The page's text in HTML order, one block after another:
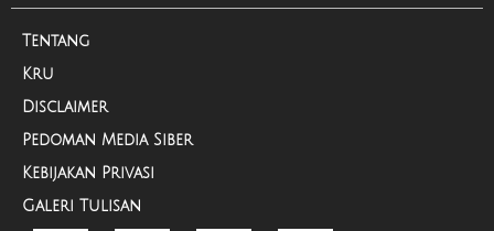
Tentang
Kru
Disclaimer
Pedoman Media Siber
Kebijakan Privasi
Galeri Tulisan